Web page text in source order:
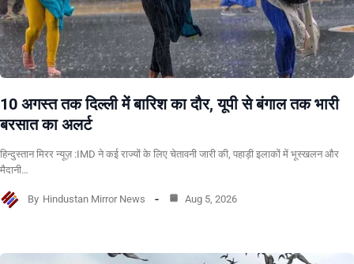
10 अगस्त तक दिल्ली में बारिश का दौर, यूपी से बंगाल तक भारी
बरसात का अलर्ट
हिन्दुस्तान मिरर न्यूज़ :IMD ने कई राज्यों के लिए चेतावनी जारी की, पहाड़ी इलाकों में भूस्खलन और
मैदानी…
By Hindustan Mirror News Aug 5, 2026